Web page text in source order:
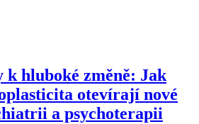
k hluboké změně: Jak
otevírají nové
a psychoterapii